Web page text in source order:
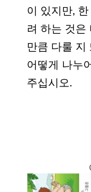
이 있지만,
려 하는 것은
만큼 다룰 지
어떻게 나누
주십시오.